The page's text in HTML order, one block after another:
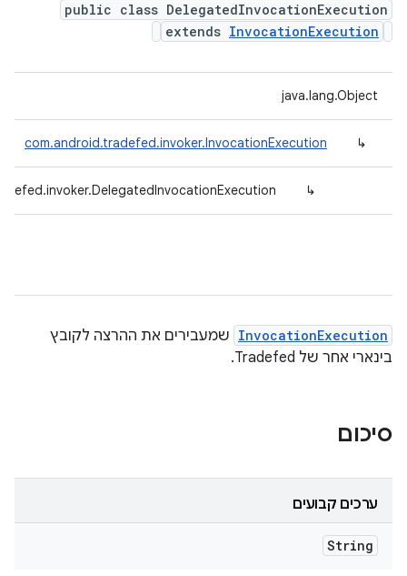
public class DelegatedInvocationExecution
extends InvocationExecution
java.lang.Object
↳
com.android.tradefed.invoker.InvocationExecution
↳
InvocationExecution שמעבירים את ההרצה לקובץ
בינארי אחר של Tradefed.
סיכום
ערכים קבועים
String